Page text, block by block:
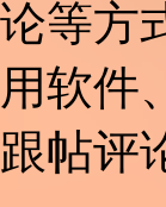
等方
软件
帖评